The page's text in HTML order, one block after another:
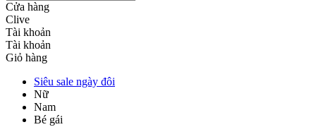
Cửa hàng
Clive
Tài khoản
Tài khoản
Giỏ hàng
Siêu sale ngày đôi
Nữ
Nam
Bé gái